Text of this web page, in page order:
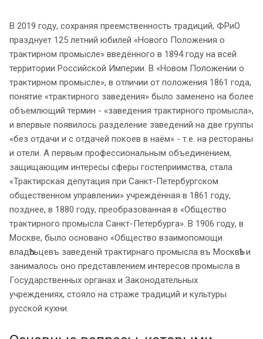
В 2019 году, сохраняя преемственность традиций, ФРиО
празднует 125 летний юбилей «Нового Положения о
трактирном промысле» введённого в 1894 году на всей
территории Российской Империи. В «Новом Положении о
трактирном промысле», в отличии от положения 1861 года,
понятие «трактирного заведения» было заменено на более
объемлющий термин - «заведения трактирного промысла»,
и впервые появилось разделение заведений на две группы
«без отдачи и с отдачей покоев в наём» - т.е. на рестораны
и отели. А первым профессиональным объединением,
защищающим интересы сферы гостеприимства, стала
«Трактирская депутация при Санкт-Петербургском
общественном управлении» учреждённая в 1861 году,
позднее, в 1880 году, преобразованная в «Общество
трактирного промысла Санкт-Петербурга». В 1906 году, в
Москве, было основано «Общество взаимопомощи
владѢльцевъ заведенiй трактирнаго промысла въ МосквѢ» и
занималось оно представлением интересов промысла в
Государственных органах и Законодательных
учреждениях, стояло на страже традиций и культуры
русской кухни.